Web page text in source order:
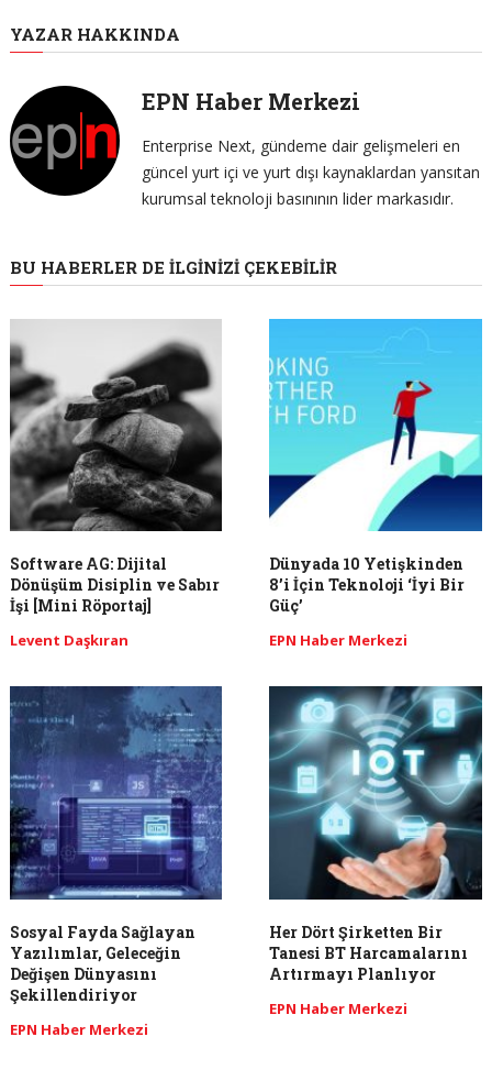
YAZAR HAKKINDA
EPN Haber Merkezi
Enterprise Next, gündeme dair gelişmeleri en
güncel yurt içi ve yurt dışı kaynaklardan yansıtan
kurumsal teknoloji basınının lider markasıdır.
BU HABERLER DE İLGINIZI ÇEKEBILIR
Software AG: Dijital
Dönüşüm Disiplin ve Sabır
İşi [Mini Röportaj]
Levent Daşkıran
Dünyada 10 Yetişkinden
8’i İçin Teknoloji ‘İyi Bir
Güç’
EPN Haber Merkezi
Sosyal Fayda Sağlayan
Yazılımlar, Geleceğin
Değişen Dünyasını
Şekillendiriyor
EPN Haber Merkezi
Her Dört Şirketten Bir
Tanesi BT Harcamalarını
Artırmayı Planlıyor
EPN Haber Merkezi